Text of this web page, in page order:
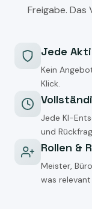
Freigabe.
Jede
Kein
Klick.
Jede KI-
und
Rollen &
Meister,
was